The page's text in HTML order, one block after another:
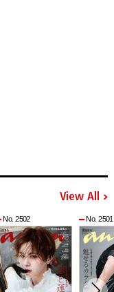
View All
No. 2502 No. 2501